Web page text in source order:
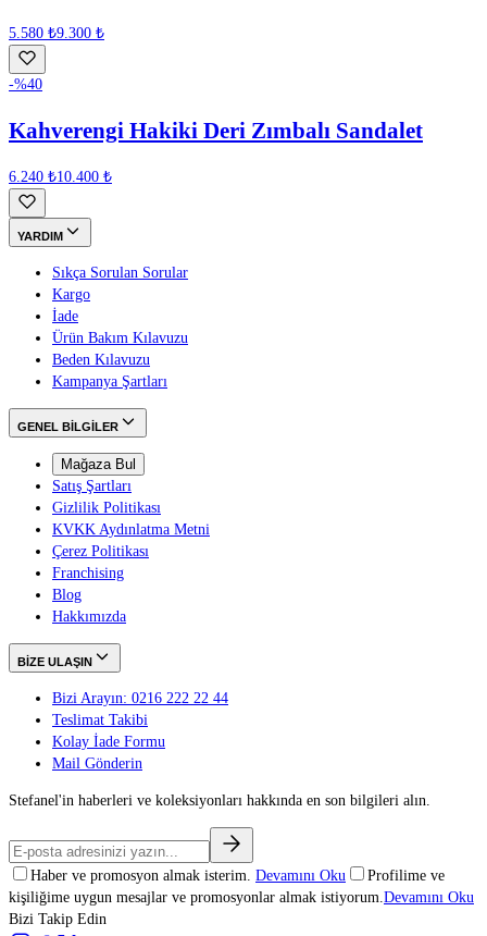
5.580 ₺9.300 ₺
-%40
Kahverengi Hakiki Deri Zımbalı Sandalet
6.240 ₺10.400 ₺
YARDIM
Sıkça Sorulan Sorular
Kargo
İade
Ürün Bakım Kılavuzu
Beden Kılavuzu
Kampanya Şartları
GENEL BİLGİLER
Mağaza Bul
Satış Şartları
Gizlilik Politikası
KVKK Aydınlatma Metni
Çerez Politikası
Franchising
Blog
Hakkımızda
BİZE ULAŞIN
Bizi Arayın: 0216 222 22 44
Teslimat Takibi
Kolay İade Formu
Mail Gönderin
Stefanel'in haberleri ve koleksiyonları hakkında en son bilgileri alın.
Haber ve promosyon almak isterim. Devamını Oku
Profilime ve
kişiliğime uygun mesajlar ve promosyonlar almak istiyorum. Devamını Oku
Bizi Takip Edin